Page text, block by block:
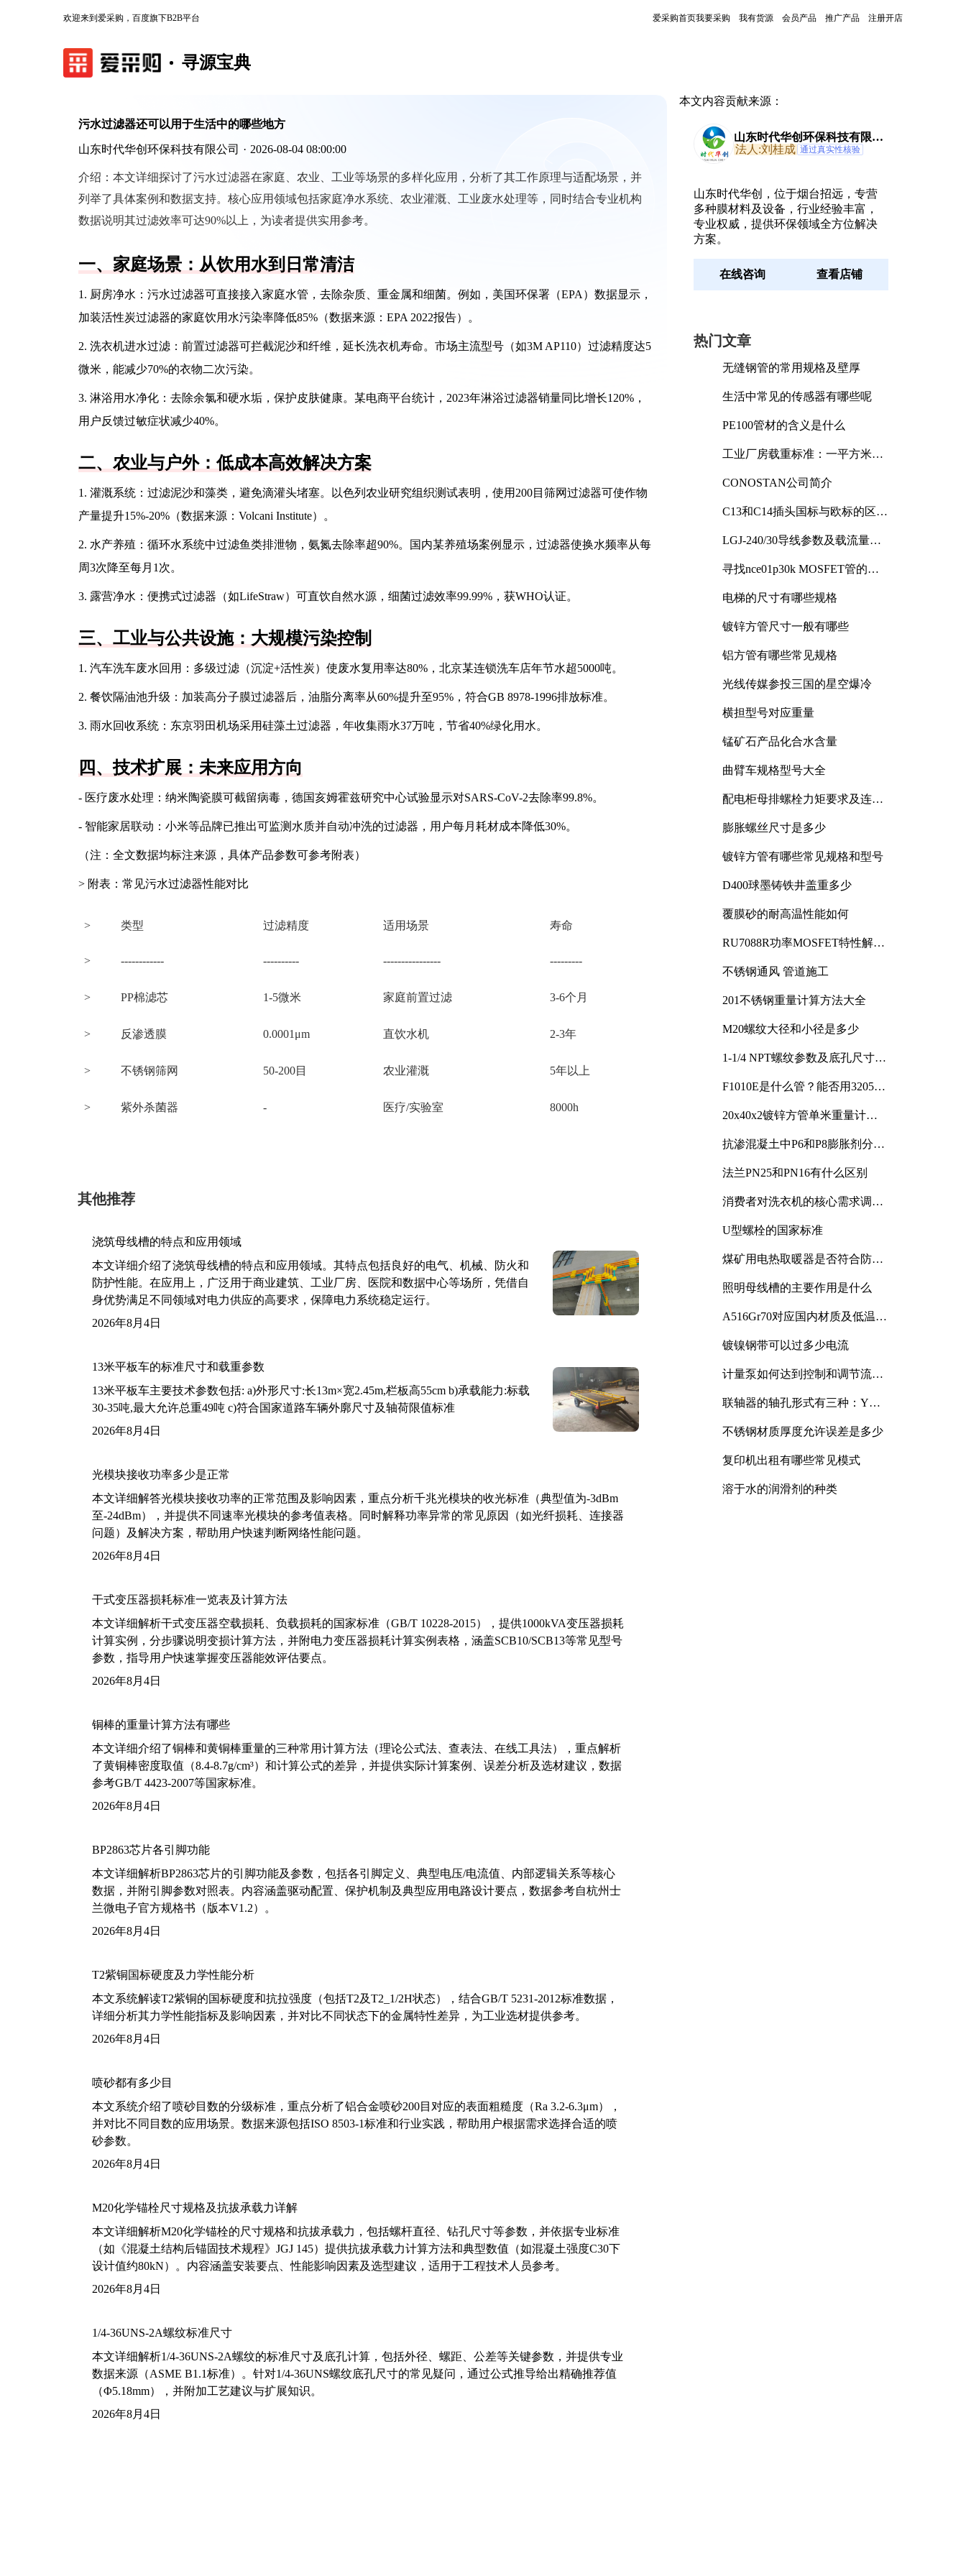
欢迎来到爱采购，百度旗下B2B平台 爱采购首页我要采购 我有货源 会员产品 推广产品 注册开店
寻源宝典
污水过滤器还可以用于生活中的哪些地方
山东时代华创环保科技有限公司 · 2026-08-04 08:00:00
介绍： 本文详细探讨了污水过滤器在家庭、农业、工业等场景的多样化应用，分析了其工作原理与适配场景，并
列举了具体案例和数据支持。核心应用领域包括家庭净水系统、农业灌溉、工业废水处理等，同时结合专业机构
数据说明其过滤效率可达90%以上，为读者提供实用参考。
一、家庭场景：从饮用水到日常清洁
1. 厨房净水：污水过滤器可直接接入家庭水管，去除杂质、重金属和细菌。例如，美国环保署（EPA）数据显示，
加装活性炭过滤器的家庭饮用水污染率降低85%（数据来源：EPA 2022报告）。
2. 洗衣机进水过滤：前置过滤器可拦截泥沙和纤维，延长洗衣机寿命。市场主流型号（如3M AP110）过滤精度达5
微米，能减少70%的衣物二次污染。
3. 淋浴用水净化：去除余氯和硬水垢，保护皮肤健康。某电商平台统计，2023年淋浴过滤器销量同比增长120%，
用户反馈过敏症状减少40%。
二、农业与户外：低成本高效解决方案
1. 灌溉系统：过滤泥沙和藻类，避免滴灌头堵塞。以色列农业研究组织测试表明，使用200目筛网过滤器可使作物
产量提升15%-20%（数据来源：Volcani Institute）。
2. 水产养殖：循环水系统中过滤鱼类排泄物，氨氮去除率超90%。国内某养殖场案例显示，过滤器使换水频率从每
周3次降至每月1次。
3. 露营净水：便携式过滤器（如LifeStraw）可直饮自然水源，细菌过滤效率99.99%，获WHO认证。
三、工业与公共设施：大规模污染控制
1. 汽车洗车废水回用：多级过滤（沉淀+活性炭）使废水复用率达80%，北京某连锁洗车店年节水超5000吨。
2. 餐饮隔油池升级：加装高分子膜过滤器后，油脂分离率从60%提升至95%，符合GB 8978-1996排放标准。
3. 雨水回收系统：东京羽田机场采用硅藻土过滤器，年收集雨水37万吨，节省40%绿化用水。
四、技术扩展：未来应用方向
- 医疗废水处理：纳米陶瓷膜可截留病毒，德国亥姆霍兹研究中心试验显示对SARS-CoV-2去除率99.8%。
- 智能家居联动：小米等品牌已推出可监测水质并自动冲洗的过滤器，用户每月耗材成本降低30%。
（注：全文数据均标注来源，具体产品参数可参考附表）
> 附表：常见污水过滤器性能对比
> 类型 过滤精度 适用场景 寿命
> ------------ ---------- ---------------- ---------
> PP棉滤芯 1-5微米 家庭前置过滤 3-6个月
> 反渗透膜 0.0001μm 直饮水机 2-3年
> 不锈钢筛网 50-200目 农业灌溉 5年以上
> 紫外杀菌器 - 医疗/实验室 8000h
其他推荐
浇筑母线槽的特点和应用领域
本文详细介绍了浇筑母线槽的特点和应用领域。其特点包括良好的电气、机械、防火和
防护性能。在应用上，广泛用于商业建筑、工业厂房、医院和数据中心等场所，凭借自
身优势满足不同领域对电力供应的高要求，保障电力系统稳定运行。
2026年8月4日
13米平板车的标准尺寸和载重参数
13米平板车主要技术参数包括: a)外形尺寸:长13m×宽2.45m,栏板高55cm b)承载能力:标载
30-35吨,最大允许总重49吨 c)符合国家道路车辆外廓尺寸及轴荷限值标准
2026年8月4日
光模块接收功率多少是正常
本文详细解答光模块接收功率的正常范围及影响因素，重点分析千兆光模块的收光标准（典型值为-3dBm
至-24dBm），并提供不同速率光模块的参考值表格。同时解释功率异常的常见原因（如光纤损耗、连接器
问题）及解决方案，帮助用户快速判断网络性能问题。
2026年8月4日
干式变压器损耗标准一览表及计算方法
本文详细解析干式变压器空载损耗、负载损耗的国家标准（GB/T 10228-2015），提供1000kVA变压器损耗
计算实例，分步骤说明变损计算方法，并附电力变压器损耗计算实例表格，涵盖SCB10/SCB13等常见型号
参数，指导用户快速掌握变压器能效评估要点。
2026年8月4日
铜棒的重量计算方法有哪些
本文详细介绍了铜棒和黄铜棒重量的三种常用计算方法（理论公式法、查表法、在线工具法），重点解析
了黄铜棒密度取值（8.4-8.7g/cm³）和计算公式的差异，并提供实际计算案例、误差分析及选材建议，数据
参考GB/T 4423-2007等国家标准。
2026年8月4日
BP2863芯片各引脚功能
本文详细解析BP2863芯片的引脚功能及参数，包括各引脚定义、典型电压/电流值、内部逻辑关系等核心
数据，并附引脚参数对照表。内容涵盖驱动配置、保护机制及典型应用电路设计要点，数据参考自杭州士
兰微电子官方规格书（版本V1.2）。
2026年8月4日
T2紫铜国标硬度及力学性能分析
本文系统解读T2紫铜的国标硬度和抗拉强度（包括T2及T2_1/2H状态），结合GB/T 5231-2012标准数据，
详细分析其力学性能指标及影响因素，并对比不同状态下的金属特性差异，为工业选材提供参考。
2026年8月4日
喷砂都有多少目
本文系统介绍了喷砂目数的分级标准，重点分析了铝合金喷砂200目对应的表面粗糙度（Ra 3.2-6.3μm），
并对比不同目数的应用场景。数据来源包括ISO 8503-1标准和行业实践，帮助用户根据需求选择合适的喷
砂参数。
2026年8月4日
M20化学锚栓尺寸规格及抗拔承载力详解
本文详细解析M20化学锚栓的尺寸规格和抗拔承载力，包括螺杆直径、钻孔尺寸等参数，并依据专业标准
（如《混凝土结构后锚固技术规程》JGJ 145）提供抗拔承载力计算方法和典型数值（如混凝土强度C30下
设计值约80kN）。内容涵盖安装要点、性能影响因素及选型建议，适用于工程技术人员参考。
2026年8月4日
1/4-36UNS-2A螺纹标准尺寸
本文详细解析1/4-36UNS-2A螺纹的标准尺寸及底孔计算，包括外径、螺距、公差等关键参数，并提供专业
数据来源（ASME B1.1标准）。针对1/4-36UNS螺纹底孔尺寸的常见疑问，通过公式推导给出精确推荐值
（Φ5.18mm），并附加工艺建议与扩展知识。
2026年8月4日
本文内容贡献来源：
山东时代华创环保科技有限公
司
法人:刘桂成 通过真实性核验
山东时代华创，位于烟台招远，专营
多种膜材料及设备，行业经验丰富，
专业权威，提供环保领域全方位解决
方案。
在线咨询 查看店铺
热门文章
无缝钢管的常用规格及壁厚
生活中常见的传感器有哪些呢
PE100管材的含义是什么
工业厂房载重标准：一平方米能
CONOSTAN公司简介
C13和C14插头国标与欧标的区别
LGJ-240/30导线参数及载流量解
寻找nce01p30k MOSFET管的合
电梯的尺寸有哪些规格
镀锌方管尺寸一般有哪些
铝方管有哪些常见规格
光线传媒参投三国的星空爆冷
横担型号对应重量
锰矿石产品化合水含量
曲臂车规格型号大全
配电柜母排螺栓力矩要求及连接
膨胀螺丝尺寸是多少
镀锌方管有哪些常见规格和型号
D400球墨铸铁井盖重多少
覆膜砂的耐高温性能如何
RU7088R功率MOSFET特性解析
不锈钢通风 管道施工
201不锈钢重量计算方法大全
M20螺纹大径和小径是多少
1-1/4 NPT螺纹参数及底孔尺寸详
F1010E是什么管？能否用3205或
20x40x2镀锌方管单米重量计算
抗渗混凝土中P6和P8膨胀剂分别
法兰PN25和PN16有什么区别
消费者对洗衣机的核心需求调研
U型螺栓的国家标准
煤矿用电热取暖器是否符合防爆
照明母线槽的主要作用是什么
A516Gr70对应国内材质及低温冲
镀镍钢带可以过多少电流
计量泵如何达到控制和调节流量
联轴器的轴孔形式有三种：Y
不锈钢材质厚度允许误差是多少
复印机出租有哪些常见模式
溶于水的润滑剂的种类